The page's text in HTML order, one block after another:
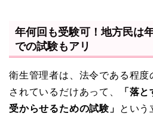
年何回も受験可！地方民は
での試験もアリ
衛生管理者は、法令である程度
されているだけあって、
「落
受からせるための試験」
という